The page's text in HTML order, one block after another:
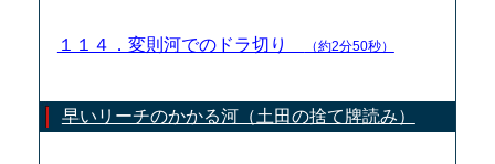
１１４．変則河でのドラ切り （約2分50秒）
早いリーチのかかる河（土田の捨て牌読み）